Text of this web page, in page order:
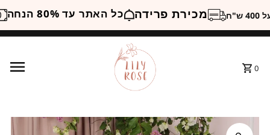
כל האתר עד 80% הנחה מכירת פרידה ש"ח
0